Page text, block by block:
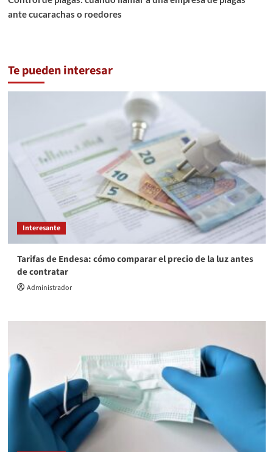
ante cucarachas o roedores
Te pueden interesar
Interesante
Tarifas de Endesa: cómo comparar el precio de la luz antes
de contratar
Administrador